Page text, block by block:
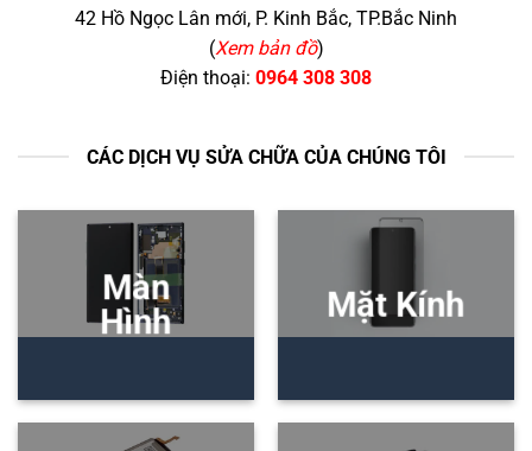
42 Hồ Ngọc Lân mới, P. Kinh Bắc, TP.Bắc Ninh
(Xem bản đồ)
Điện thoại: 0964 308 308
CÁC DỊCH VỤ SỬA CHỮA CỦA CHÚNG TÔI
Màn
Hình
Mặt Kính